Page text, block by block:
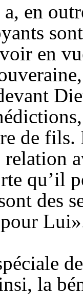
en
en
de fils.
qu’il
des
la